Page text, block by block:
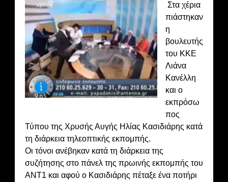
Στα χέρια
πιάστηκαν
η
βουλευτής
του ΚΚΕ
Λιάνα
Κανέλλη
και ο
εκπρόσω
πος
Τύπου της Χρυσής Αυγής Ηλίας Κασιδιάρης κατά
τη διάρκεια τηλεοπτικής εκπομπής.
Οι τόνοι ανέβηκαν κατά τη διάρκεια της
συζήτησης στο πάνελ της πρωινής εκπομπής του
ANT1 και αφού ο Κασιδιάρης πέταξε ένα ποτήρι